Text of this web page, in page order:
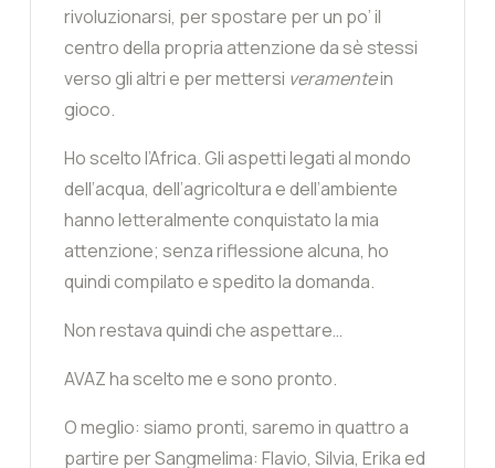
rivoluzionarsi, per spostare per un po’ il
centro della propria attenzione da sè stessi
verso gli altri e per mettersi veramentein
gioco.
Ho scelto l’Africa. Gli aspetti legati al mondo
dell’acqua, dell’agricoltura e dell’ambiente
hanno letteralmente conquistato la mia
attenzione; senza riflessione alcuna, ho
quindi compilato e spedito la domanda.
Non restava quindi che aspettare…
AVAZ ha scelto me e sono pronto.
O meglio: siamo pronti, saremo in quattro a
partire per Sangmelima: Flavio, Silvia, Erika ed